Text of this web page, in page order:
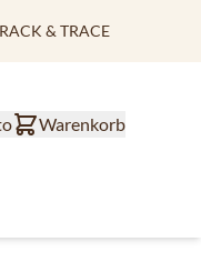
& TRACE
Warenkorb